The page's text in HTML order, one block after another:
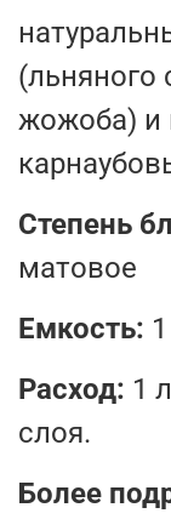
(льняного
жожоба) и
Степень
матовое
Емкость:
Расход: 1
слоя.
Более